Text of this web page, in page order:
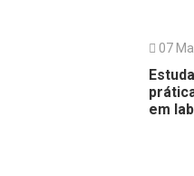
07
em